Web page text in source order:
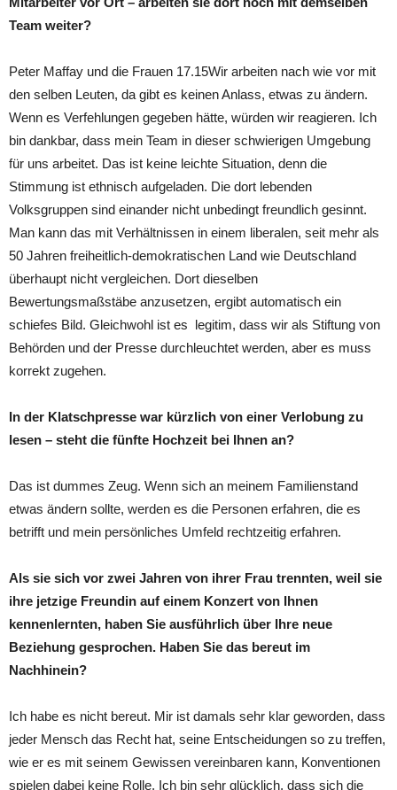
Team weiter?
Peter Maffay und die Frauen 17.15Wir arbeiten nach wie vor mit
den selben Leuten, da gibt es keinen Anlass, etwas zu ändern.
Wenn es Verfehlungen gegeben hätte, würden wir reagieren. Ich
bin dankbar, dass mein Team in dieser schwierigen Umgebung
für uns arbeitet. Das ist keine leichte Situation, denn die
Stimmung ist ethnisch aufgeladen. Die dort lebenden
Volksgruppen sind einander nicht unbedingt freundlich gesinnt.
Man kann das mit Verhältnissen in einem liberalen, seit mehr als
50 Jahren freiheitlich-demokratischen Land wie Deutschland
überhaupt nicht vergleichen. Dort dieselben
Bewertungsmaßstäbe anzusetzen, ergibt automatisch ein
schiefes Bild. Gleichwohl ist es legitim, dass wir als Stiftung von
Behörden und der Presse durchleuchtet werden, aber es muss
korrekt zugehen.
In der Klatschpresse war kürzlich von einer Verlobung zu
lesen – steht die fünfte Hochzeit bei Ihnen an?
Das ist dummes Zeug. Wenn sich an meinem Familienstand
etwas ändern sollte, werden es die Personen erfahren, die es
betrifft und mein persönliches Umfeld rechtzeitig erfahren.
Als sie sich vor zwei Jahren von ihrer Frau trennten, weil sie
ihre jetzige Freundin auf einem Konzert von Ihnen
kennenlernten, haben Sie ausführlich über Ihre neue
Beziehung gesprochen. Haben Sie das bereut im
Nachhinein?
Ich habe es nicht bereut. Mir ist damals sehr klar geworden, dass
jeder Mensch das Recht hat, seine Entscheidungen so zu treffen,
wie er es mit seinem Gewissen vereinbaren kann, Konventionen
spielen dabei keine Rolle. Ich bin sehr glücklich, dass sich die